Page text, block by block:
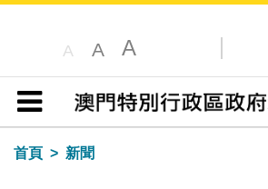
A A A
目錄
首頁
新聞